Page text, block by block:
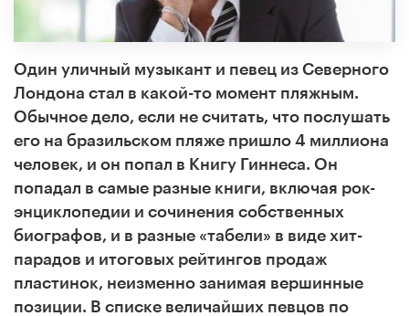
Один уличный музыкант и певец из Северного
Лондона стал в какой-то момент пляжным.
Обычное дело, если не считать, что послушать
его на бразильском пляже пришло 4 миллиона
человек, и он попал в Книгу Гиннеса. Он
попадал в самые разные книги, включая рок-
энциклопедии и сочинения собственных
биографов, и в разные «табели» в виде хит-
парадов и итоговых рейтингов продаж
пластинок, неизменно занимая вершинные
позиции. В списке величайших певцов по